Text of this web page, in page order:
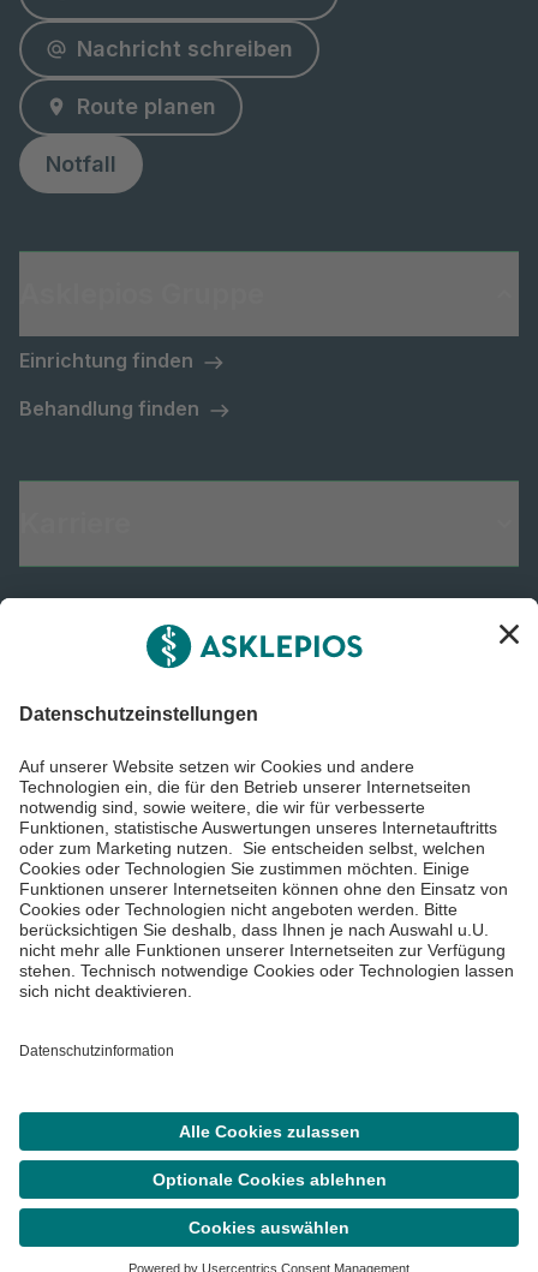
Menü
SucheTermin
Nachricht schreiben
Route planen
Notfall
Einrichtung finden
Behandlung finden
Informiert bleiben
Impressum
Datenschutzinformationen
Barrierefreiheit
©Asklepios Kliniken GmbH & Co. KGaA 2026